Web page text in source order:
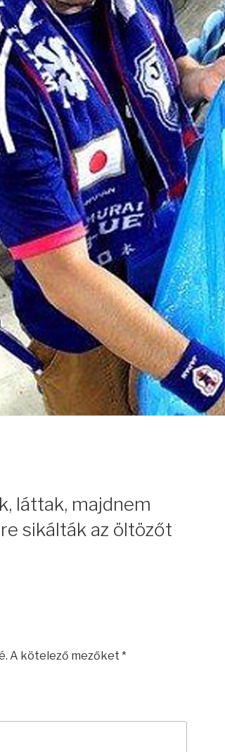
láttak, majdnem
sikálták az öltözőt
A kötelező mezőket *